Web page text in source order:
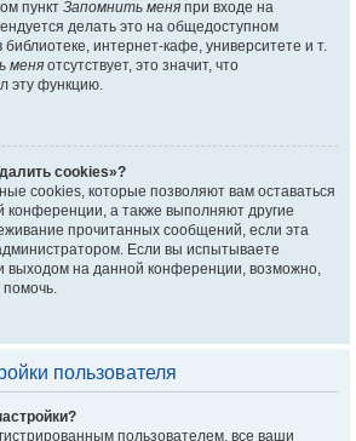
пункт Запомнить меня при входе на
делать это на общедоступном
интернет-кафе, университете и т.
меня отсутствует, это значит, что
эту функцию.
cookies»?
cookies, которые позволяют вам оставаться
конференции, а также выполняют другие
прочитанных сообщений, если эта
Если вы испытываете
выходом на данной конференции, возможно,
пользователя
пользователем, все ваши